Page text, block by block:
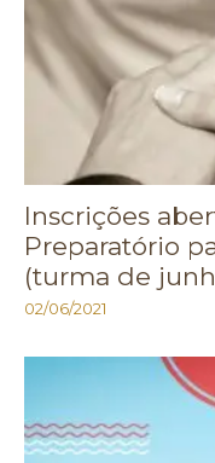
Inscrições
Preparatório
(turma de
02/06/2021